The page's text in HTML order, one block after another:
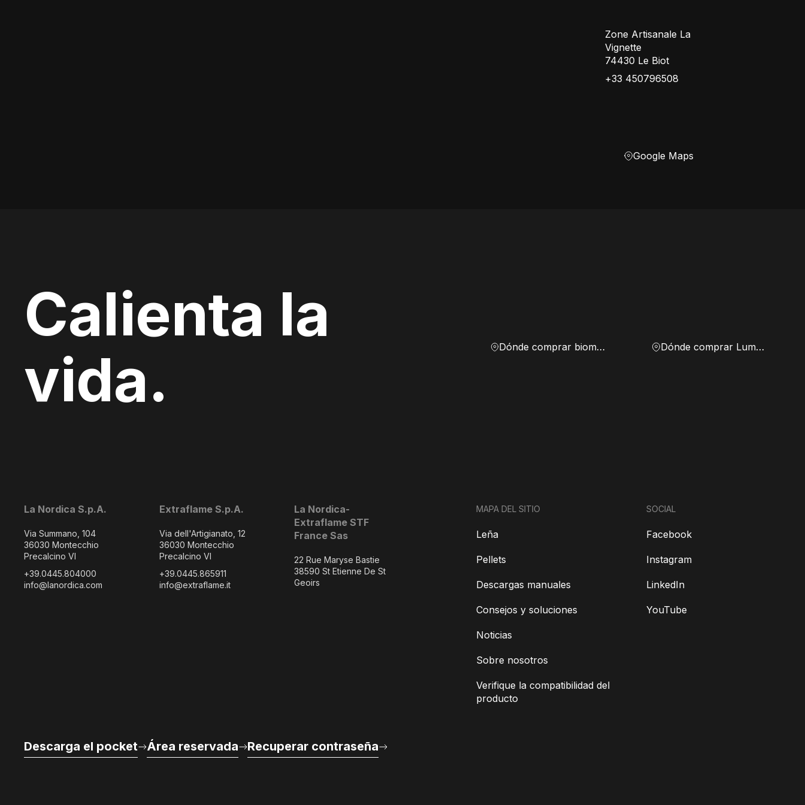
Zone Artisanale La
Vignette
74430 Le Biot
+33 450796508
Google Maps
Calienta la
vida.
Dónde comprar biomasa Dónde comprar Lumen
La Nordica S.p.A.
Via Summano, 104
36030 Montecchio
Precalcino VI
+39.0445.804000
info@lanordica.com
Extraflame S.p.A.
Via dell'Artigianato, 12
36030 Montecchio
Precalcino VI
+39.0445.865911
info@extraflame.it
La Nordica-
Extraflame STF
France Sas
22 Rue Maryse Bastie
38590 St Etienne De St
Geoirs
Descarga el pocket Área reservada Recuperar contraseña
MAPA DEL SITIO
Leña
Pellets
Descargas manuales
Consejos y soluciones
Noticias
Sobre nosotros
Verifique la compatibilidad del
producto
SOCIAL
Facebook
Instagram
LinkedIn
YouTube